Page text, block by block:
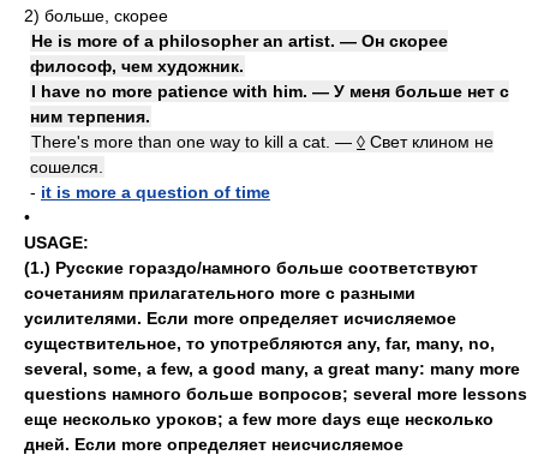
2) больше, скорее
He is more of a philosopher an artist. — Он скорее
философ, чем художник.
I have no more patience with him. — У меня больше нет с
ним терпения.
There's more than one way to kill a cat. — ◊ Свет клином не
сошелся.
- it is more a question of time
•
USAGE:
(1.) Русские гораздо/намного больше соответствуют
сочетаниям прилагательного more с разными
усилителями. Если more определяет исчисляемое
существительное, то употребляются any, far, many, no,
several, some, a few, a good many, a great many: many more
questions намного больше вопросов; several more lessons
еще несколько уроков; a few more days еще несколько
дней. Если more определяет неисчисляемое